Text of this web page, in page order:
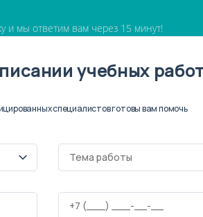
и мы ответим вам через 15 минут!
учебных
специалистов готовы вам помочь